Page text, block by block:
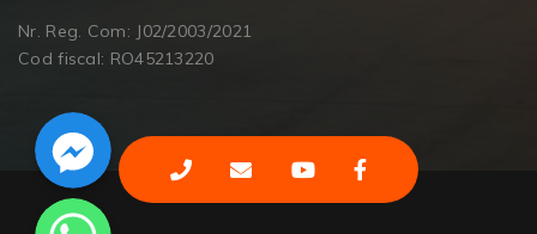
Nr. Reg. Com: J02/2003/2021
Cod fiscal: RO45213220
Facebook Messenger
WhatsApp